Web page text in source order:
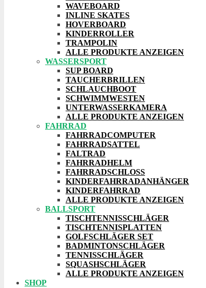
WAVEBOARD
INLINE SKATES
HOVERBOARD
KINDERROLLER
TRAMPOLIN
ALLE PRODUKTE ANZEIGEN
WASSERSPORT
SUP BOARD
TAUCHERBRILLEN
SCHLAUCHBOOT
SCHWIMMWESTEN
UNTERWASSERKAMERA
ALLE PRODUKTE ANZEIGEN
FAHRRAD
FAHRRADCOMPUTER
FAHRRADSATTEL
FALTRAD
FAHRRADHELM
FAHRRADSCHLOSS
KINDERFAHRRADANHÄNGER
KINDERFAHRRAD
ALLE PRODUKTE ANZEIGEN
BALLSPORT
TISCHTENNISSCHLÄGER
TISCHTENNISPLATTEN
GOLFSCHLÄGER SET
BADMINTONSCHLÄGER
TENNISSCHLÄGER
SQUASHSCHLÄGER
ALLE PRODUKTE ANZEIGEN
SHOP